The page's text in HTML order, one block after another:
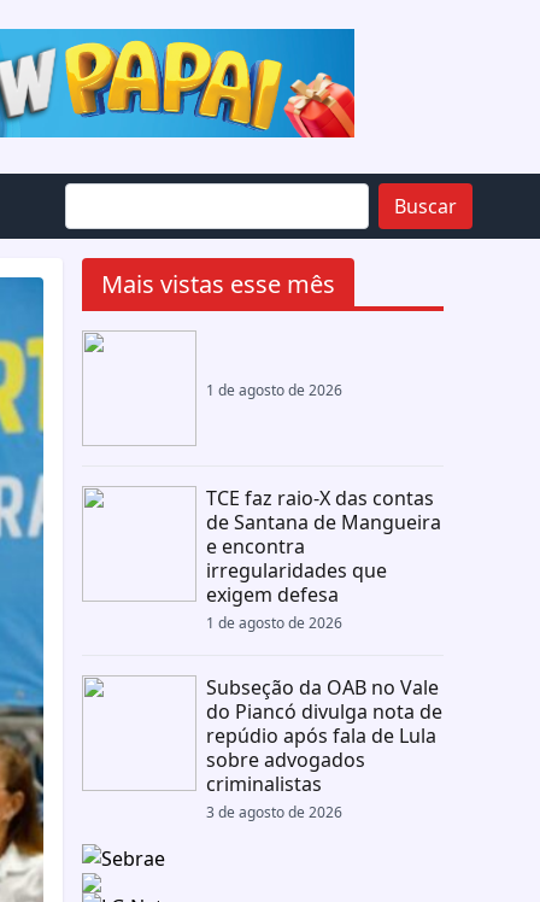
Buscar
Mais vistas esse mês
1 de agosto de 2026
TCE faz raio-X das contas
de Santana de Mangueira
e encontra
irregularidades que
exigem defesa
1 de agosto de 2026
Subseção da OAB no Vale
do Piancó divulga nota de
repúdio após fala de Lula
sobre advogados
criminalistas
3 de agosto de 2026